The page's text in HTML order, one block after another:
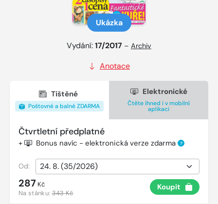
Ukázka
Vydání:17/2017 – Archiv
Anotace
Tištěné
Poštovné a balné ZDARMA
Elektronické
Čtěte ihned i v mobilní
aplikaci
Čtvrtletní předplatné
+ Bonus navíc - elektronická verze zdarma ?
Od:
287 Kč
Na stánku:343 Kč
Koupit